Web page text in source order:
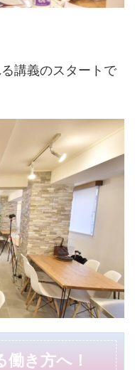
講義のスタートで
き方へ！